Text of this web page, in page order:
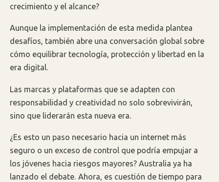
crecimiento y el alcance?
Aunque la implementación de esta medida plantea
desafíos, también abre una conversación global sobre
cómo equilibrar tecnología, protección y libertad en la
era digital.
Las marcas y plataformas que se adapten con
responsabilidad y creatividad no solo sobrevivirán,
sino que liderarán esta nueva era.
¿Es esto un paso necesario hacia un internet más
seguro o un exceso de control que podría empujar a
los jóvenes hacia riesgos mayores? Australia ya ha
lanzado el debate. Ahora, es cuestión de tiempo para